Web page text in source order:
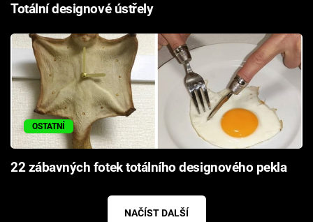
Totální designové ústřely
OSTATNÍ
22 zábavných fotek totálního designového pekla
NAČÍST DALŠÍ